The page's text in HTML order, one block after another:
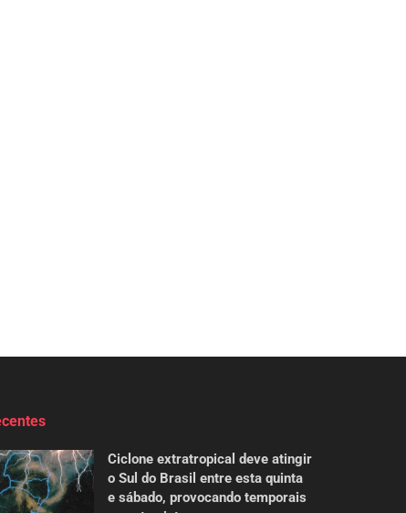
Ciclone extratropical deve atingir
o Sul do Brasil entre esta quinta
e sábado, provocando temporais